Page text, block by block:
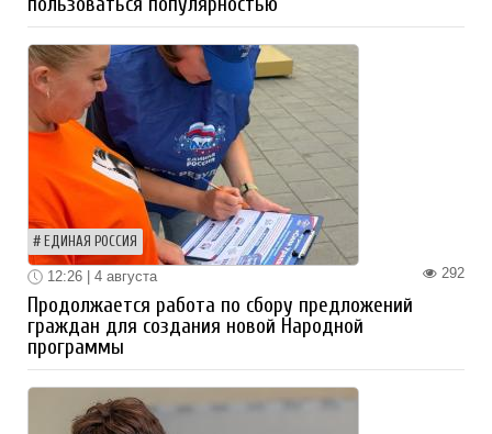
ЕДИНАЯ РОССИЯ
292
12:26 | 4 августа
Продолжается работа по сбору предложений
граждан для создания новой Народной
программы